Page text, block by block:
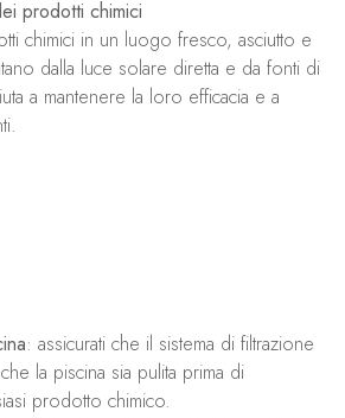
prodotti chimici
chimici in un luogo fresco, asciutto e
dalla luce solare diretta e da fonti di
a mantenere la loro efficacia e a
: assicurati che il sistema di filtrazione
la piscina sia pulita prima di
prodotto chimico.